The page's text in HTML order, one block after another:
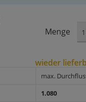
Menge
wieder
max.
1.080